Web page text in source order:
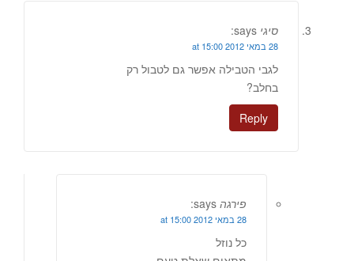
סיגי says:
28 במאי 2012 at 15:00
לגבי הטבילה אפשר גם לטבול רק
בחלב?
Reply
פירגה says:
28 במאי 2012 at 15:00
כל נוזל